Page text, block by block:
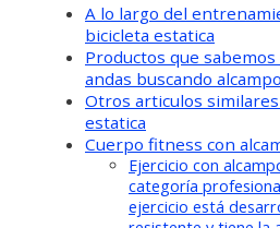
A lo largo del
bicicleta estatica
Productos que
andas buscando
Otros articulos
estatica
Cuerpo fitness con
Ejercicio con
categoría
ejercicio está